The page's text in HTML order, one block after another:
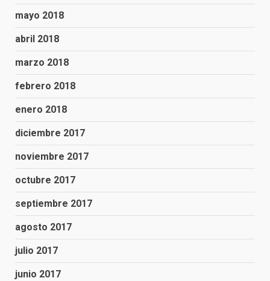
mayo 2018
abril 2018
marzo 2018
febrero 2018
enero 2018
diciembre 2017
noviembre 2017
octubre 2017
septiembre 2017
agosto 2017
julio 2017
junio 2017